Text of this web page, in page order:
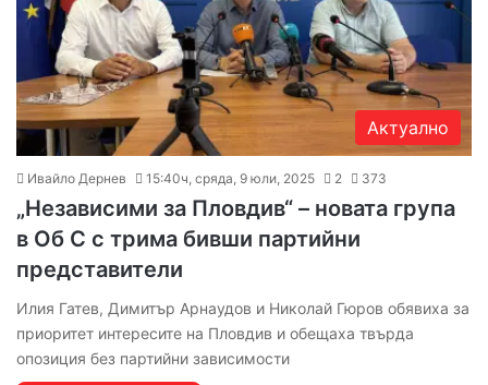
Актуално
Ивайло Дернев 15:40ч, сряда, 9 юли, 2025 2 373
„Независими за Пловдив“ – новата група
в Об С с трима бивши партийни
представители
Илия Гатев, Димитър Арнаудов и Николай Гюров обявиха за
приоритет интересите на Пловдив и обещаха твърда
опозиция без партийни зависимости